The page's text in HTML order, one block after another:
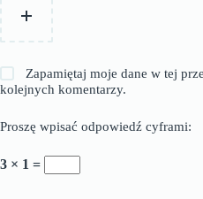
Zapamiętaj moje dane w tej
kolejnych komentarzy.
Proszę wpisać odpowiedź cyframi:
3 × 1 =